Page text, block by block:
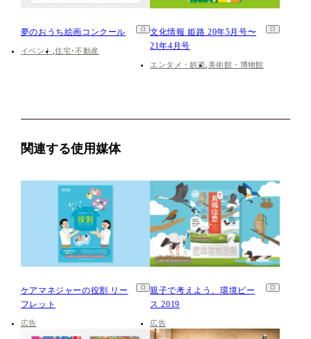
夢のおうち絵画コンクール
イベント 住宅･不動産
文化情報 姫路 20年5月号〜
21年4月号
エンタメ・娯楽 美術館・博物館
関連する使用媒体
ケアマネジャーの役割 リー
フレット
広告
親子で考えよう、環境ピー
ス 2019
広告